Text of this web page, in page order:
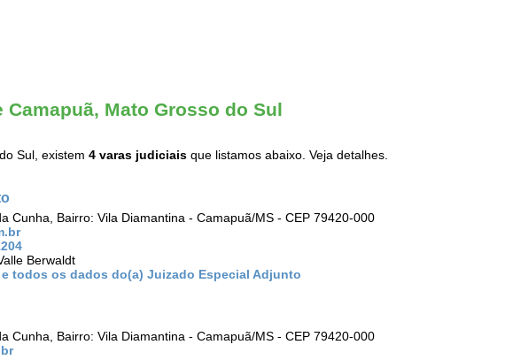
Mato Grosso do Sul
Sul, existem 4 varas judiciais que listamos abaixo. Veja detalhes.
Cunha, Bairro: Vila Diamantina - Camapuã/MS - CEP 79420-000
Berwaldt
todos os dados do(a) Juizado Especial Adjunto
Cunha, Bairro: Vila Diamantina - Camapuã/MS - CEP 79420-000